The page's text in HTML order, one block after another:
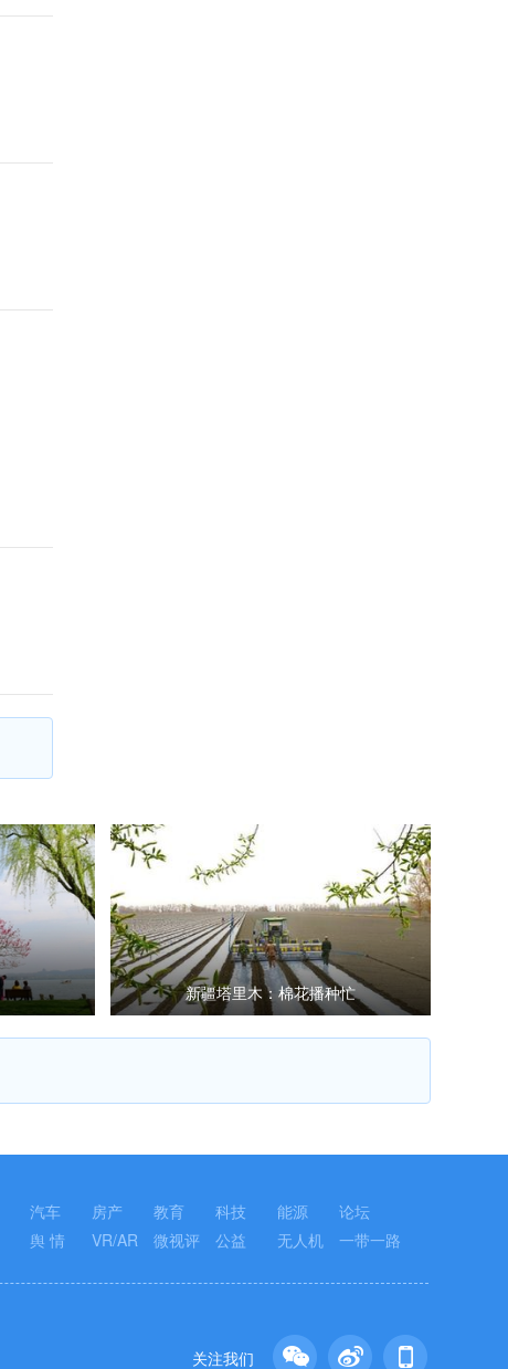
新疆塔里木：棉花播种忙
汽车 房产 教育 科技 能源
论坛
舆 情 VR/AR 微视评 公益 无人机 一带一路
关注我们